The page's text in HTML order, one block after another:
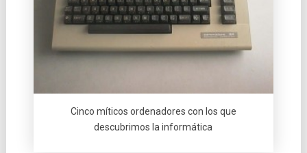
Cinco mí­ticos ordenadores con los que
descubrimos la informática